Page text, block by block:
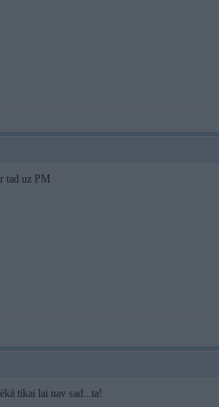
tad uz PM
tikai lai nav sad...ta!